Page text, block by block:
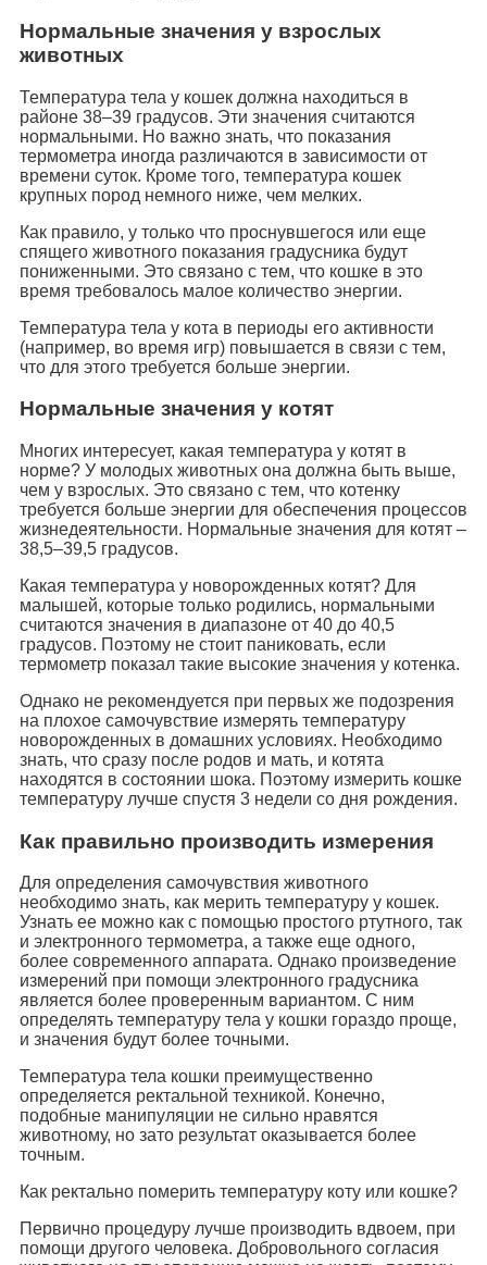
Нормальные значения у взрослых
животных
Температура тела у кошек должна находиться в
районе 38–39 градусов. Эти значения считаются
нормальными. Но важно знать, что показания
термометра иногда различаются в зависимости от
времени суток. Кроме того, температура кошек
крупных пород немного ниже, чем мелких.
Как правило, у только что проснувшегося или еще
спящего животного показания градусника будут
пониженными. Это связано с тем, что кошке в это
время требовалось малое количество энергии.
Температура тела у кота в периоды его активности
(например, во время игр) повышается в связи с тем,
что для этого требуется больше энергии.
Нормальные значения у котят
Многих интересует, какая температура у котят в
норме? У молодых животных она должна быть выше,
чем у взрослых. Это связано с тем, что котенку
требуется больше энергии для обеспечения процессов
жизнедеятельности. Нормальные значения для котят ‒
38,5–39,5 градусов.
Какая температура у новорожденных котят? Для
малышей, которые только родились, нормальными
считаются значения в диапазоне от 40 до 40,5
градусов. Поэтому не стоит паниковать, если
термометр показал такие высокие значения у котенка.
Однако не рекомендуется при первых же подозрения
на плохое самочувствие измерять температуру
новорожденных в домашних условиях. Необходимо
знать, что сразу после родов и мать, и котята
находятся в состоянии шока. Поэтому измерить кошке
температуру лучше спустя 3 недели со дня рождения.
Как правильно производить измерения
Для определения самочувствия животного
необходимо знать, как мерить температуру у кошек.
Узнать ее можно как с помощью простого ртутного, так
и электронного термометра, а также еще одного,
более современного аппарата. Однако произведение
измерений при помощи электронного градусника
является более проверенным вариантом. С ним
определять температуру тела у кошки гораздо проще,
и значения будут более точными.
Температура тела кошки преимущественно
определяется ректальной техникой. Конечно,
подобные манипуляции не сильно нравятся
животному, но зато результат оказывается более
точным.
Как ректально померить температуру коту или кошке?
Первично процедуру лучше производить вдвоем, при
помощи другого человека. Добровольного согласия